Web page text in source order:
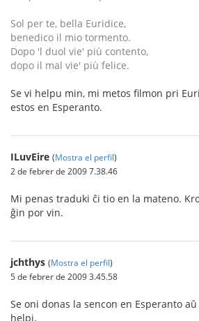
Sol per te, bella Euridice,
benedico il mio tormento.
Dopo 'l duol vie' più contento,
dopo il mal vie' più felice.
Se vi helpu min, mi metos filmon pri
estos en Esperanto.
ILuvEire (Mostra el perfil)
2 de febrer de 2009 7.38.46
Mi penas traduki ĉi tio en la mateno.
ĝin por vin.
jchthys (Mostra el perfil)
5 de febrer de 2009 3.45.58
Se oni donas la sencon en Esperanto
helpi.